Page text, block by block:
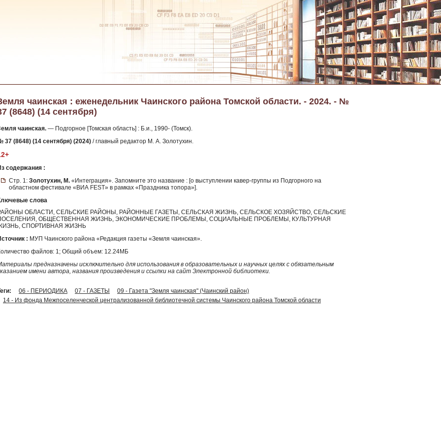
чаинская : еженедельник Чаинского района Томской области. - 2024. - №
(8648) (14 сентября)
чаинская. — Подгорное [Томская область] : Б.и., 1990- (Томск).
37 (8648) (14 сентября) (2024) / главный редактор М. А. Золотухин.
содержания :
Стр. 1: Золотухин, М. «Интеграция». Запомните это название : [о выступлении кавер-группы из Подгорного на
областном фестивале «ВИА FEST» в рамках «Праздника топора»].
слова
ОБЛАСТИ, СЕЛЬСКИЕ РАЙОНЫ, РАЙОННЫЕ ГАЗЕТЫ, СЕЛЬСКАЯ ЖИЗНЬ, СЕЛЬСКОЕ ХОЗЯЙСТВО, СЕЛЬСКИЕ
ОБЩЕСТВЕННАЯ ЖИЗНЬ, ЭКОНОМИЧЕСКИЕ ПРОБЛЕМЫ, СОЦИАЛЬНЫЕ ПРОБЛЕМЫ, КУЛЬТУРНАЯ
СПОРТИВНАЯ ЖИЗНЬ
: МУП Чаинского района «Редакция газеты «Земля чаинская».
файлов: 1; Общий объем: 12.24МБ
предназначены исключительно для использования в образовательных и научных целях с обязательным
имени автора, названия произведения и ссылки на сайт Электронной библиотеки.
06 - ПЕРИОДИКА 07 - ГАЗЕТЫ
09 - Газета "Земля чаинская" (Чаинский район)
14 - Из фонда Межпоселенческой централизованной библиотечной системы Чаинского района Томской области